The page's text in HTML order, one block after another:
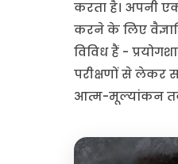
करता है। अपनी
करने के लिए
विविध हैं -
परीक्षणों से लेकर
आत्म-मूल्यांकन